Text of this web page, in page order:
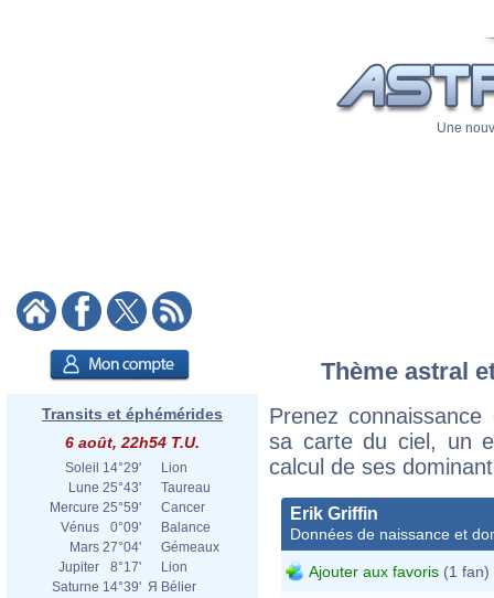
Une
Transits et éphémérides
6 août, 22h54 T.U.
Soleil 14°29'
Lion
Lune 25°43'
Taureau
Mercure 25°59'
Cancer
Vénus
0°09'
Balance
Mars 27°04'
Gémeaux
Jupiter
8°17'
Lion
Saturne 14°39' Я Bélier
Thème astral
Prenez
sa carte du ciel, un
calcul de ses
Erik Griffin
Données de naissance et
Ajouter aux favoris (1 fan)